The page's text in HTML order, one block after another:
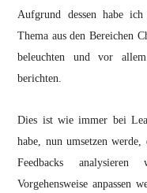
Aufgrund dessen habe
Thema aus den Bereichen
beleuchten und vor
berichten.
Dies ist wie immer bei
habe, nun umsetzen
Feedbacks analysieren
Vorgehensweise anpassen